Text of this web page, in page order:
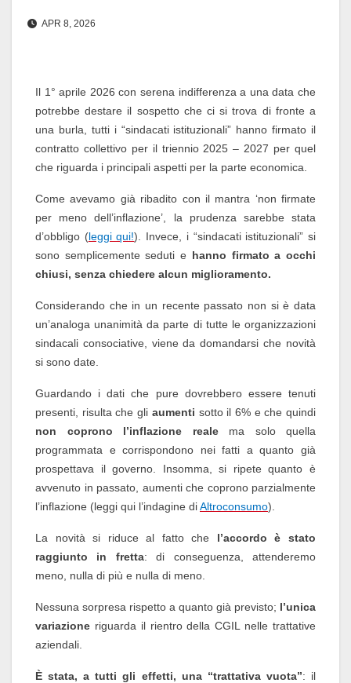
APR 8, 2026
Il 1° aprile 2026 con serena indifferenza a una data che
potrebbe destare il sospetto che ci si trova di fronte a
una burla, tutti i “sindacati istituzionali” hanno firmato il
contratto collettivo per il triennio 2025 – 2027 per quel
che riguarda i principali aspetti per la parte economica.
Come avevamo già ribadito con il mantra ‘non firmate
per meno dell’inflazione’, la prudenza sarebbe stata
d’obbligo (leggi qui!). Invece, i “sindacati istituzionali” si
sono semplicemente seduti e hanno firmato a occhi
chiusi, senza chiedere alcun miglioramento.
Considerando che in un recente passato non si è data
un’analoga unanimità da parte di tutte le organizzazioni
sindacali consociative, viene da domandarsi che novità
si sono date.
Guardando i dati che pure dovrebbero essere tenuti
presenti, risulta che gli aumenti sotto il 6% e che quindi
non coprono l’inflazione realema solo quella
programmata e corrispondono nei fatti a quanto già
prospettava il governo. Insomma, si ripete quanto è
avvenuto in passato, aumenti che coprono parzialmente
l’inflazione (leggi qui l’indagine diAltroconsumo).
La novità si riduce al fatto che l’accordo è stato
raggiunto in fretta: di conseguenza, attenderemo
meno, nulla di più e nulla di meno.
Nessuna sorpresa rispetto a quanto già previsto; l’unica
variazione riguarda il rientro della CGIL nelle trattative
aziendali.
È stata, a tutti gli effetti, una “trattativa vuota”: il